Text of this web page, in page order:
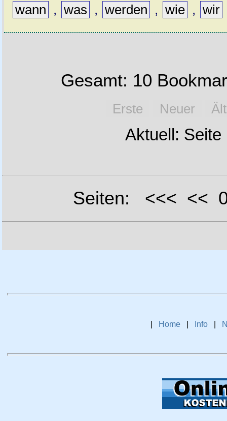
wann
, was , werden , wie , wir
Gesamt: 10
Erste Neuer
Aktuell: Seite
Seiten: <<< <<
Home Info